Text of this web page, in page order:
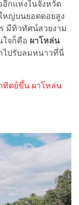
อีกแห่งในจังหวัด
หญ่บนยอดดอยสูง
มีทิวทัศน์สวยงาม
ใจก็คือ ผาโหล่น
ไปรับลมหนาวที่นี่
ทิตย์ขึ้น ผาโหล่น